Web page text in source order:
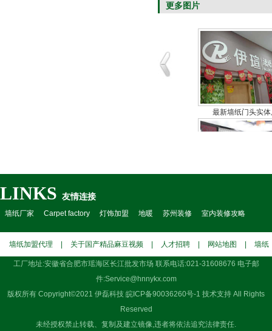
更多图片
最新墙纸门头实
LINKS 友情连接
墙纸厂家 Carpet factory 灯饰加盟 地暖 苏州装修 室内装修攻略
墙纸加盟代理 关于国产精品麻豆视频 人才招聘 网站地图 墙纸
样本
工厂地址:安徽省合肥市瑶海区长江批发市场 联系电话:021-31608676 电子邮
件:Service@hnnykx.com
版权所有 Copyright©2021 伊磊科技 皖ICP备90036260号-1 技术支持 All Rights
Reserved
未经授权禁止转载、复制及建立镜像,违者将依法追究法律责任.